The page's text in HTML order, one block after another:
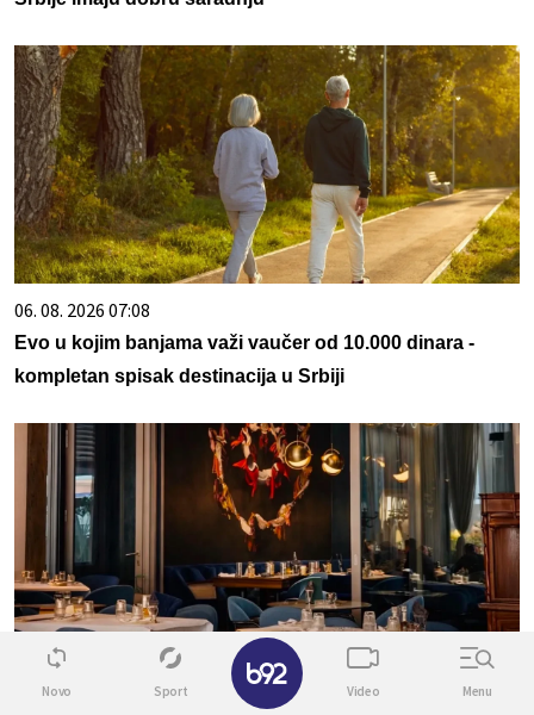
06. 08. 2026 07:08
Evo u kojim banjama važi vaučer od 10.000 dinara -
kompletan spisak destinacija u Srbiji
23. 07. 2026 12:47
Novo Sport Video Menu
✕